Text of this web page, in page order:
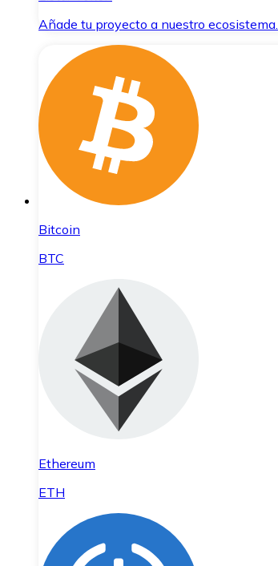
Añade tu proyecto a nuestro ecosistema.
Bitcoin
BTC
Ethereum
ETH